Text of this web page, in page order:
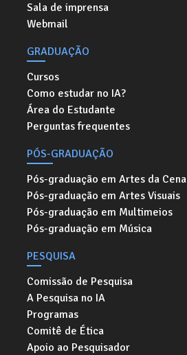
Sala de imprensa
Webmail
GRADUAÇÃO
Cursos
Como estudar no IA?
Área do Estudante
Perguntas frequentes
PÓS-GRADUAÇÃO
Pós-graduação em Artes da Cena
Pós-graduação em Artes Visuais
Pós-graduação em Multimeios
Pós-graduação em Música
PESQUISA
Comissão de Pesquisa
A Pesquisa no IA
Programas
Comitê de Ética
Apoio ao Pesquisador